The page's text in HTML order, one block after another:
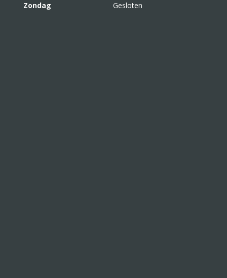
Zondag
Gesloten